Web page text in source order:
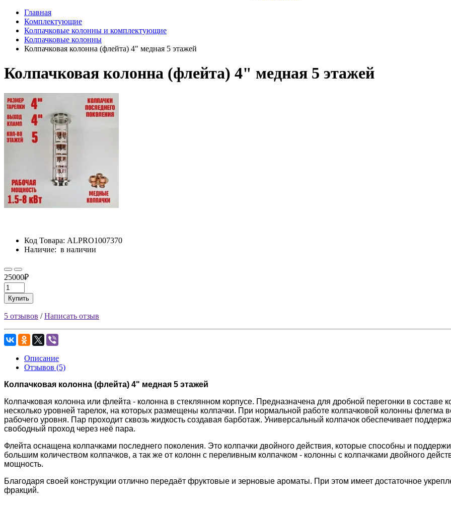
Главная
Комплектующие
Колпачковые колонны и комплектующие
Колпачковые колонны
Колпачковая колонна (флейта) 4" медная 5 этажей
Колпачковая колонна (флейта) 4" медная 5 этажей
Код Товара: ALPRO1007370
Наличие: в наличии
25000₽
Купить
5 отзывов /Написать отзыв
Описание
Отзывов (5)
Колпачковая колонна (флейта) 4" медная 5 этажей
Колпачковая колонна или флейта - колонна в стеклянном корпусе. Предназначена для дробной перегонки в составе
несколько уровней тарелок, на которых размещены колпачки. При нормальной работе колпачковой колонны флегма
рабочего уровня. Пар проходит сквозь жидкость создавая барботаж. Универсальный колпачок обеспечивает
свободный проход через неё пара.
Флейта оснащена колпачками последнего поколения. Это колпачки двойного действия, которые способны и
большим количеством колпачков, а так же от колонн с переливным колпачком - колонны с колпачками двойного
мощность.
Благодаря своей конструкции отлично передаёт фруктовые и зерновые ароматы. При этом имеет достаточное
фракций.